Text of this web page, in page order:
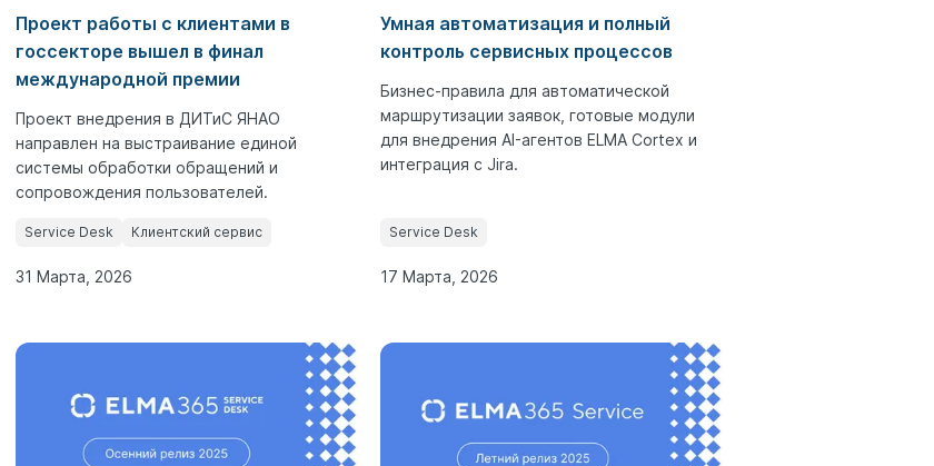
Проект работы с клиентами в
госсекторе вышел в финал
международной премии
Проект внедрения в ДИТиС ЯНАО
направлен на выстраивание единой
системы обработки обращений и
сопровождения пользователей.
Service Desk Клиентский сервис
31 Марта, 2026
Умная автоматизация и полный
контроль сервисных процессов
Бизнес-правила для автоматической
маршрутизации заявок, готовые модули
для внедрения AI-агентов ELMA Cortex и
интеграция с Jira.
Service Desk
17 Марта, 2026